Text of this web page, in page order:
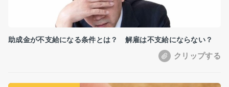
助成金が不支給になる条件とは？ 解雇は不支給にならない？